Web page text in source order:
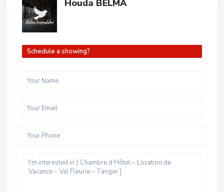
Houda BELMA
Schedule a showing?